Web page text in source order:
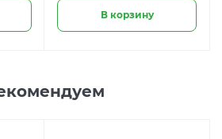
В корзину